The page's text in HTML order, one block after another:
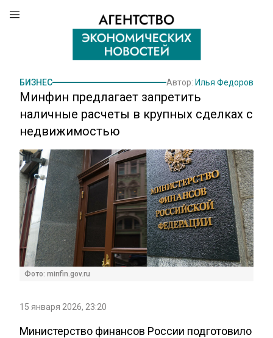
БИЗНЕС Автор: Илья Федоров
Минфин предлагает запретить
наличные расчеты в крупных сделках с
недвижимостью
Фото: minfin.gov.ru
15 января 2026, 23:20
Министерство финансов России подготовило